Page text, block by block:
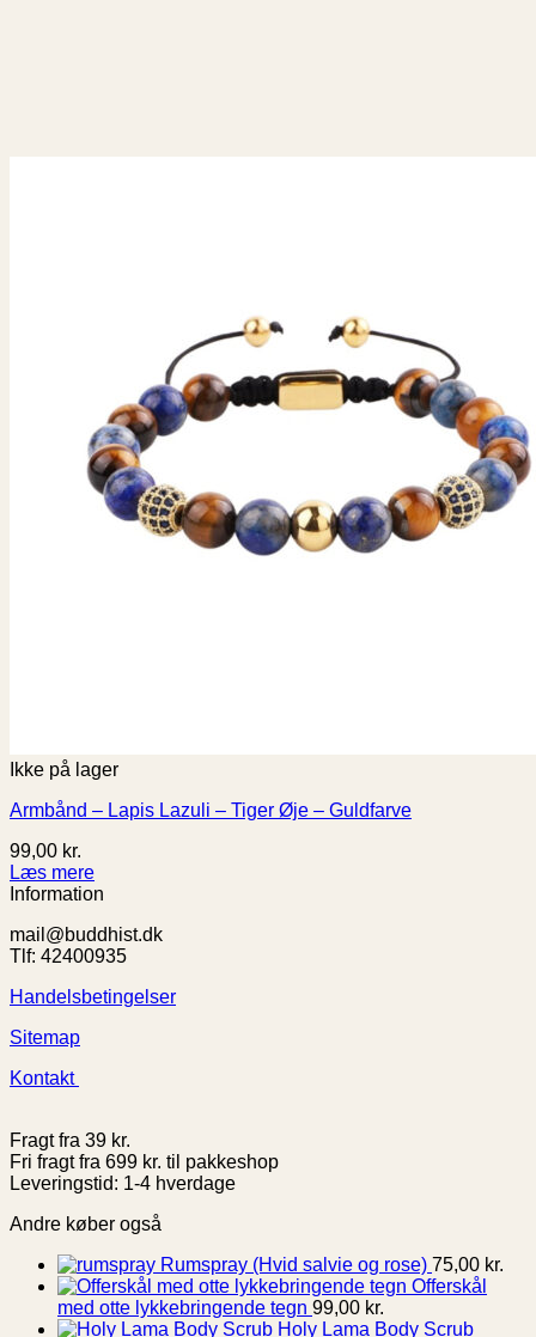
Ikke på lager
Armbånd – Lapis Lazuli – Tiger Øje – Guldfarve
99,00 kr.
Læs mere
Information
mail@buddhist.dk
Tlf: 42400935
Handelsbetingelser
Sitemap
Kontakt
Fragt fra 39 kr.
Fri fragt fra 699 kr. til pakkeshop
Leveringstid: 1-4 hverdage
Andre køber også
Rumspray (Hvid salvie og rose) 75,00 kr.
Offerskål
med otte lykkebringende tegn 99,00 kr.
Holy Lama Body Scrub